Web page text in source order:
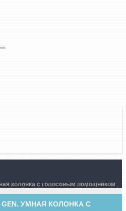
колонка с голосовым помощником
GEN. УМНАЯ КОЛОНКА С